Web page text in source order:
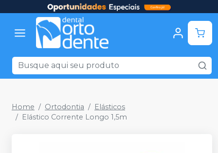
Home Ortodontia
Elásticos
Elástico Corrente Longo 1,5m